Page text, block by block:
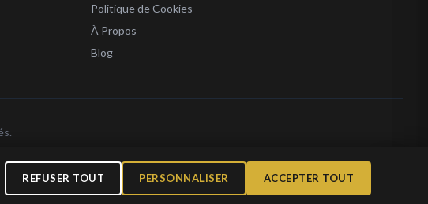
Politique de Cookies
À Propos
Blog
REFUSER TOUT PERSONNALISER ACCEPTER TOUT